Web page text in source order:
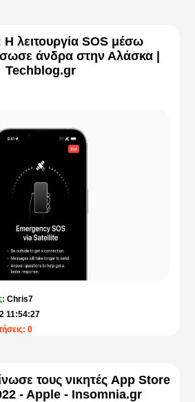
λειτουργία SOS μέσω
άνδρα στην Αλάσκα |
Techblog.gr
Chris7
11:54:27
0
τους νικητές App Store
- Apple - Insomnia.gr